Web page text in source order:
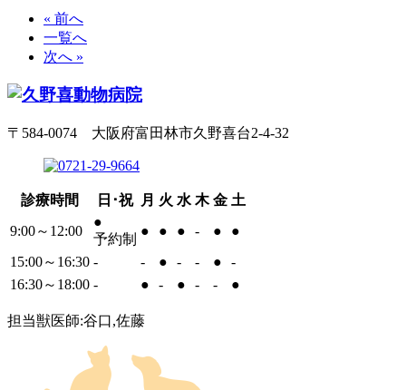
« 前へ
一覧へ
次へ »
〒584-0074 大阪府富田林市久野喜台2-4-32
診療時間 日･祝 月 火 水 木 金 土
9:00～12:00
●
予約制
● ● ● - ●
●
15:00～16:30 - - ● - - ●
-
16:30～18:00 - ● - ● - - ●
担当獣医師:谷口,佐藤